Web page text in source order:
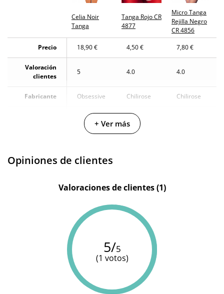
Celia Noir
Tanga
Tanga Rojo CR
4877
Micro Tanga
Rejilla Negro
CR 4856
Precio
18,90 € 4,50 € 7,80 €
Valoración
clientes
5 4.0 4.0
Fabricante Obsessive Chilirose Chilirose
Negro Rojo
+ Ver más
Opiniones de clientes
Valoraciones de clientes (1)
5/5
(1 votos)